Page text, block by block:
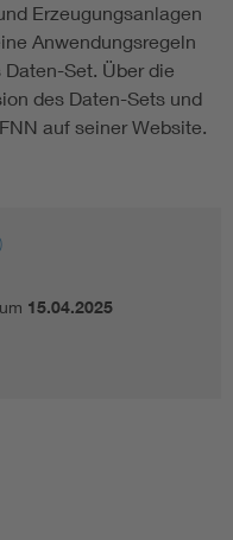
Erzeugungsanlagen
Anwendungsregeln
Set. Über die
des Daten-Sets und
auf seiner Website.
15.04.2025